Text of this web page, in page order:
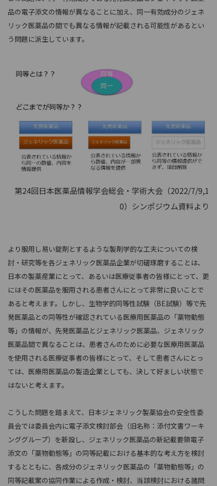
品の電子添文の情報が異なることに加え、同一有効成分のジェネ
リック医薬品の間でも異なる情報が記載される可能性があるとい
う問題に派生しています。
第24回日本医薬品情報学会総会・学術大会（2022/7/9,1
0）シンポジウム資料より
より服用し易い錠剤とするような製剤学的な工夫についての検
討・研究等を各ジェネリック医薬品企業が切磋琢磨することは、
日本の製薬産業にとって、あるいは医療従事者の皆様にとって、更
にはその医薬品を服用される患者さんにとって非常に良いことで
あると考えます。しかし、生物学的同等性試験（BE試験）等で先
発医薬品との同等性が確認されている医療用医薬品の「薬物動態
等」の情報が、先発医薬品とジェネリック医薬品、ジェネリック
医薬品間で異なることは、患者さんのために必要な医療用医薬品
を使用される医療従事者の皆様にとって、そして患者さんにとっ
ては、医療用医薬品の製造企業としても、決して好ましい状態で
はないと考えます。
こうした問題を踏まえて、日本ジェネリック製薬協会の安全性委
員会では委員会内に電子添文検討部会（旧名称：添付文書ワーキ
ンググループ）を新設し、ジェネリック医薬品の新記載要領電子
添文の「薬物動態等」の同等記載における基本的な考え方を検討
するとともに、各成分のジェネリック医薬品の「薬物動態等」の
同等記載案の協同作業による作成・検討、当該検討における諸問